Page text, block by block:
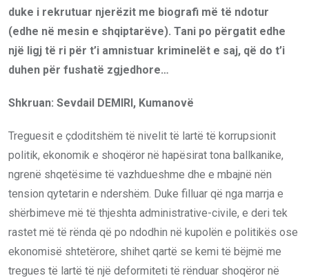
duke i rekrutuar njerëzit me biografi më të ndotur
(edhe në mesin e shqiptarëve). Tani po përgatit edhe
një ligj të ri për t’i amnistuar kriminelët e saj, që do t’i
duhen për fushatë zgjedhore…
Shkruan: Sevdail DEMIRI, Kumanovë
Treguesit e çdoditshëm të nivelit të lartë të korrupsionit
politik, ekonomik e shoqëror në hapësirat tona ballkanike,
ngrenë shqetësime të vazhdueshme dhe e mbajnë nën
tension qytetarin e ndershëm. Duke filluar që nga marrja e
shërbimeve më të thjeshta administrative-civile, e deri tek
rastet më të rënda që po ndodhin në kupolën e politikës ose
ekonomisë shtetërore, shihet qartë se kemi të bëjmë me
tregues të lartë të një deformiteti të rënduar shoqëror në